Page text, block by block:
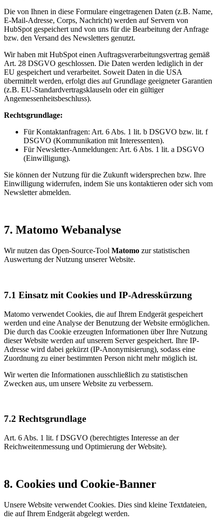
Die von Ihnen in diese Formulare eingetragenen Daten (z.B. Name,
E-Mail-Adresse, Corps, Nachricht) werden auf Servern von
HubSpot gespeichert und von uns für die Bearbeitung der Anfrage
bzw. den Versand des Newsletters genutzt.
Wir haben mit HubSpot einen Auftragsverarbeitungsvertrag gemäß
Art. 28 DSGVO geschlossen. Die Daten werden lediglich in der
EU gespeichert und verarbeitet. Soweit Daten in die USA
übermittelt werden, erfolgt dies auf Grundlage geeigneter Garantien
(z.B. EU-Standardvertragsklauseln oder ein gültiger
Angemessenheitsbeschluss).
Rechtsgrundlage:
Für Kontaktanfragen: Art. 6 Abs. 1 lit. b DSGVO bzw. lit. f
DSGVO (Kommunikation mit Interessenten).
Für Newsletter-Anmeldungen: Art. 6 Abs. 1 lit. a DSGVO
(Einwilligung).
Sie können der Nutzung für die Zukunft widersprechen bzw. Ihre
Einwilligung widerrufen, indem Sie uns kontaktieren oder sich vom
Newsletter abmelden.
7. Matomo Webanalyse
Wir nutzen das Open-Source-Tool Matomo zur statistischen
Auswertung der Nutzung unserer Website.
7.1 Einsatz mit Cookies und IP-Adresskürzung
Matomo verwendet Cookies, die auf Ihrem Endgerät gespeichert
werden und eine Analyse der Benutzung der Website ermöglichen.
Die durch das Cookie erzeugten Informationen über Ihre Nutzung
dieser Website werden auf unserem Server gespeichert. Ihre IP-
Adresse wird dabei gekürzt (IP-Anonymisierung), sodass eine
Zuordnung zu einer bestimmten Person nicht mehr möglich ist.
Wir werten die Informationen ausschließlich zu statistischen
Zwecken aus, um unsere Website zu verbessern.
7.2 Rechtsgrundlage
Art. 6 Abs. 1 lit. f DSGVO (berechtigtes Interesse an der
Reichweitenmessung und Optimierung der Website).
8. Cookies und Cookie-Banner
Unsere Website verwendet Cookies. Dies sind kleine Textdateien,
die auf Ihrem Endgerät abgelegt werden.